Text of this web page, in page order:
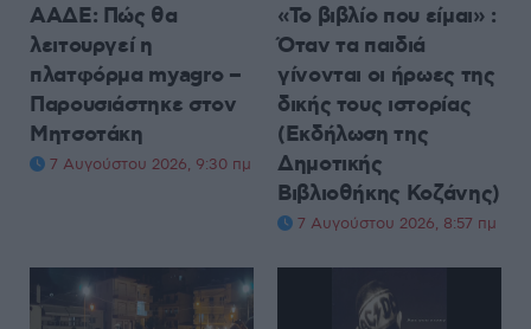
ΑΑΔΕ: Πώς θα
λειτουργεί η
πλατφόρμα myagro –
Παρουσιάστηκε στον
Μητσοτάκη
7 Αυγούστου 2026, 9:30 πμ
«Το βιβλίο που είμαι» :
Όταν τα παιδιά
γίνονται οι ήρωες της
δικής τους ιστορίας
(Εκδήλωση της
Δημοτικής
Βιβλιοθήκης Κοζάνης)
7 Αυγούστου 2026, 8:57 πμ